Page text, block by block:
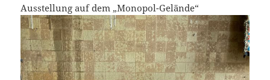
Ausstellung auf dem „Monopol-Gelände“